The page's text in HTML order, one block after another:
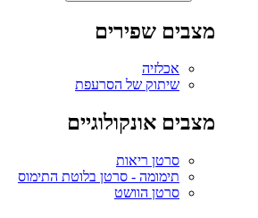
מצבים שפירים
אכלזיה
שיתוק של הסרעפת
מצבים אונקולוגיים
סרטן ריאות
תימומה - סרטן בלוטת התימוס
סרטן הוושט